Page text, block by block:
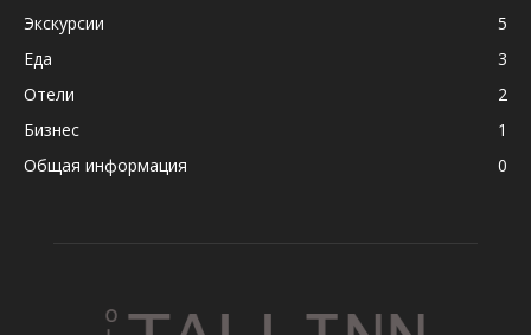
Экскурсии
5
Еда
3
Отели
2
Бизнес
1
Общая информация
0